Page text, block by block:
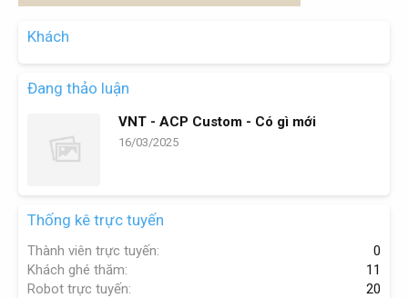
Khách
Đang thảo luận
VNT - ACP Custom - Có gì mới
16/03/2025
Thống kê trực tuyến
Thành viên trực tuyến
0
Khách ghé thăm
11
Robot trực tuyến
20